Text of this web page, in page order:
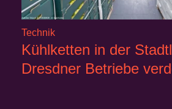
Technik
Kühlketten in der
Dresdner Betriebe